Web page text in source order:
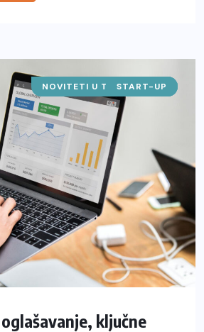
NOVITETI U TEHNOLOGIJI
SAJTOVI
START-UP
ključne